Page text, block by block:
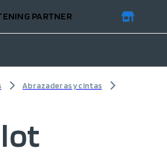
PARTNER
Abrazaderas y cintas